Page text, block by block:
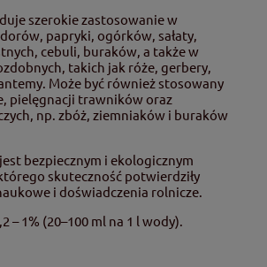
szerokie zastosowanie w
papryki, ogórków, sałaty,
cebuli, buraków, a także w
takich jak róże, gerbery,
Może być również stosowany
pielęgnacji trawników oraz
np. zbóż, ziemniaków i buraków
bezpiecznym i ekologicznym
skuteczność potwierdziły
i doświadczenia rolnicze.
– 1% (20–100 ml na 1 l wody).